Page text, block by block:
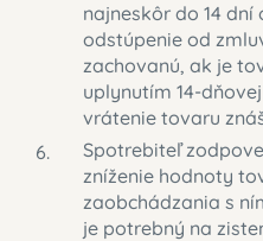
najneskôr do 14
odstúpenie od
zachovanú, ak je
uplynutím 14-
vrátenie tovaru
Spotrebiteľ
zníženie hodnoty
zaobchádzania s
je potrebný na